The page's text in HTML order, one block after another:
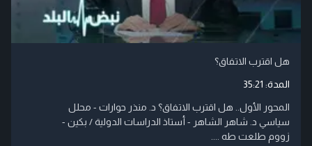
هل اقترب الاتفاق؟
المدة: 35:21
المحور الأول.. هل اقترب الاتفاق؟ د. منذر حوارات - محلل
سياسي د. شاهر الشاهر - أستاذ الدراسات الدولية / بكين -
زووم طلعت طه ....